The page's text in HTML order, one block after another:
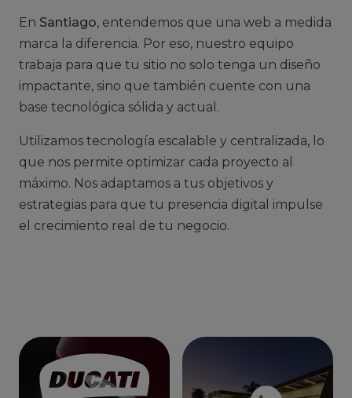
En Santiago, entendemos que una web a medida
marca la diferencia. Por eso, nuestro equipo
trabaja para que tu sitio no solo tenga un diseño
impactante, sino que también cuente con una
base tecnológica sólida y actual.
Utilizamos tecnología escalable y centralizada, lo
que nos permite optimizar cada proyecto al
máximo. Nos adaptamos a tus objetivos y
estrategias para que tu presencia digital impulse
el crecimiento real de tu negocio.